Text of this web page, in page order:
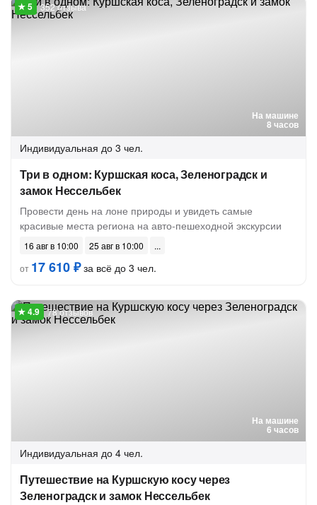
На машине
8 часов
352 отзыва
Индивидуальная до 3 чел.
Три в одном: Куршская коса, Зеленоградск и
замок Нессельбек
Провести день на лоне природы и увидеть самые
красивые места региона на авто-пешеходной экскурсии
16 авг в 10:00
25 авг в 10:00
от 17 610 ₽за всё до 3 чел.
На машине
6 часов
78 отзывов
Индивидуальная до 4 чел.
Путешествие на Куршскую косу через
Зеленоградск и замок Нессельбек